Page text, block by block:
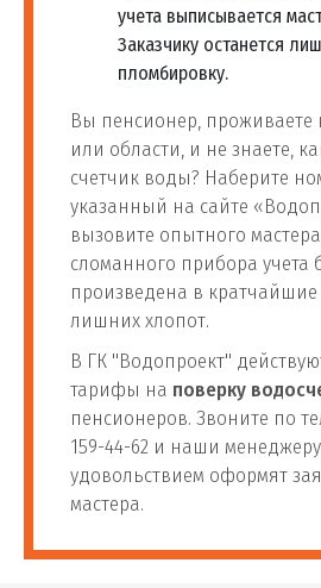
учета выписывается
Заказчику останется
пломбировку.
Вы пенсионер, проживаете
или области, и не знаете,
счетчик воды? Наберите
указанный на сайте
вызовите опытного
сломанного прибора учета
произведена в кратчайшие
лишних хлопот.
В ГК "Водопроект"
тарифы на поверку
пенсионеров. Звоните по
159-44-62 и наши
удовольствием оформят
мастера.